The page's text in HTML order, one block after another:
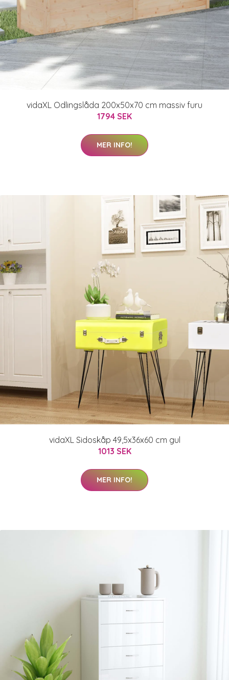
vidaXL Odlingslåda 200x50x70 cm massiv furu
1794 SEK
MER INFO!
vidaXL Sidoskåp 49,5x36x60 cm gul
1013 SEK
MER INFO!